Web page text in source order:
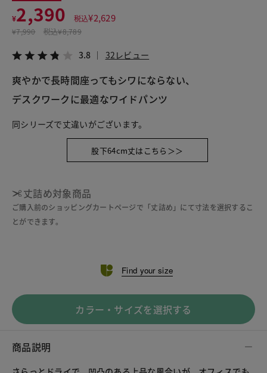
¥2,390 税込¥2,629
¥7,990 税込¥8,789
3.8 32レビュー
爽やかで長時間座ってもシワにならない、
デスクワークに最適なワイドパンツ
同シリーズで丈違いがございます。
股下64cm丈はこちら＞＞
丈詰め対象商品
ご購入前のショッピングカートページで「丈詰め」にて寸法を選択するこ
とができます。
Find your size
カラー・サイズを選択する
商品説明
¥2,390
税込¥2,629
LINE X メール